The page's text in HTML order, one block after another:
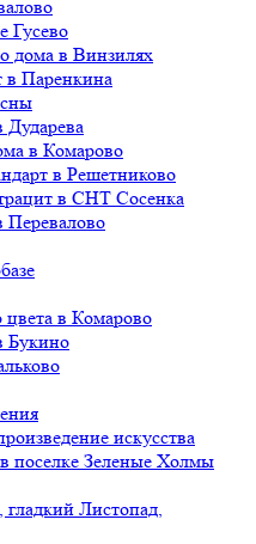
Гусево
дома в Винзилях
в Паренкина
Дударева
в Комарово
в Решетниково
в СНТ Сосенка
Перевалово
цвета в Комарово
Букино
искусства
поселке Зеленые Холмы
Листопад,